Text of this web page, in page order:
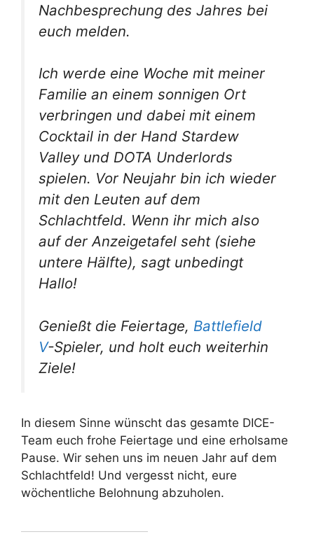
Nachbesprechung des Jahres bei
euch melden.
Ich werde eine Woche mit meiner
Familie an einem sonnigen Ort
verbringen und dabei mit einem
Cocktail in der Hand Stardew
Valley und DOTA Underlords
spielen. Vor Neujahr bin ich wieder
mit den Leuten auf dem
Schlachtfeld. Wenn ihr mich also
auf der Anzeigetafel seht (siehe
untere Hälfte), sagt unbedingt
Hallo!
Genießt die Feiertage, Battlefield
V-Spieler, und holt euch weiterhin
Ziele!
In diesem Sinne wünscht das gesamte DICE-
Team euch frohe Feiertage und eine erholsame
Pause. Wir sehen uns im neuen Jahr auf dem
Schlachtfeld! Und vergesst nicht, eure
wöchentliche Belohnung abzuholen.